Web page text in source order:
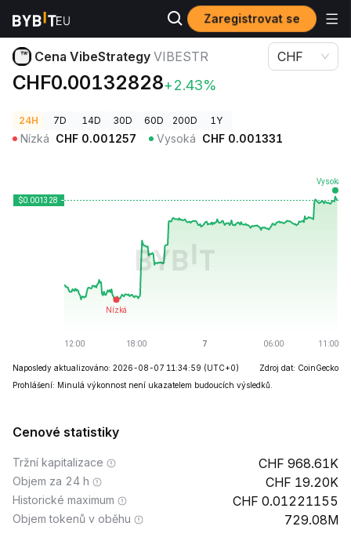
Zaregistrovat se
Ceny kryptoměn Cena VibeStrategy VIBESTR
Cena VibeStrategy VIBESTR
CHF0.00132828+2.43%
CHF
24H 7D 14D 30D 60D 200D 1Y
Nízká CHF 0.001257 Vysoká CHF 0.001331
Naposledy aktualizováno: 2026-08-07 11:34:59 (UTC+0)
Zdroj dat: CoinGecko
Prohlášení: Minulá výkonnost není ukazatelem budoucích výsledků.
Cenové statistiky
Tržní kapitalizace 968.61K
Objem za 24 h 19.20K
Historické maximum 0.01221155
Objem tokenů v oběhu 729.08M